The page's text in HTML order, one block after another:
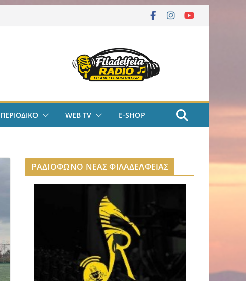
ΠΕΡΙΟΔΙΚΟ WEB TV E-SHOP
ΡΑΔΙΟΦΩΝΟ ΝΕΑΣ ΦΙΛΑΔΕΛΦΕΙΑΣ